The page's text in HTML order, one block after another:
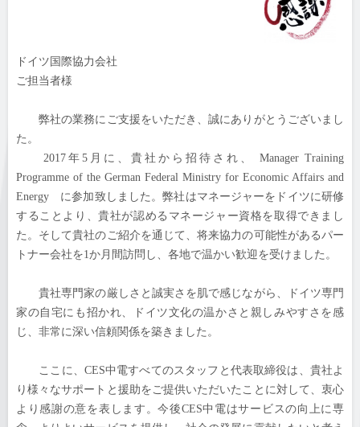
ドイツ国際協力会社
ご担当者様
弊社の業務にご支援をいただき、誠にありがとうございまし
た。
2017年5月に、貴社から招待され、 Manager Training
Programme of the German Federal Ministry for Economic Affairs and
Energy に参加致しました。弊社はマネージャーをドイツに研修
することより、貴社が認めるマネージャー資格を取得できまし
た。そして貴社のご紹介を通じて、将来協力の可能性があるパー
トナー会社を1か月間訪問し、各地で温かい歓迎を受けました。
貴社専門家の厳しさと誠実さを肌で感じながら、ドイツ専門
家の自宅にも招かれ、ドイツ文化の温かさと親しみやすさを感
じ、非常に深い信頼関係を築きました。
ここに、CES中電すべてのスタッフと代表取締役は、貴社よ
り様々なサポートと援助をご提供いただいたことに対して、衷心
より感謝の意を表します。今後CES中電はサービスの向上に専